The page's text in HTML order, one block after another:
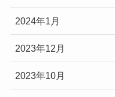
2024年1月
2023年12月
2023年10月